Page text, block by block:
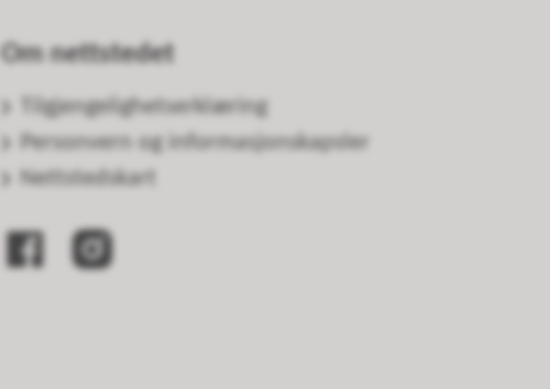
Om nettstedet
Tilgjengelighetserklæring
Personvern og informasjonskapsler
Nettstedskart